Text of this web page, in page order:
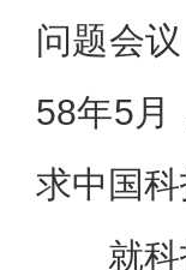
问题会
58年5月
求中国
就